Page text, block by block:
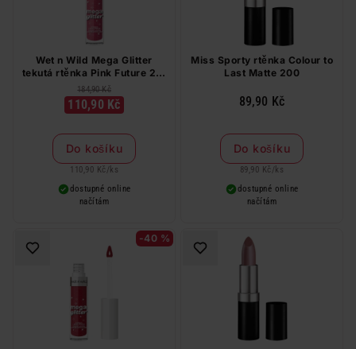
Wet n Wild Mega Glitter
tekutá rtěnka Pink Future 2,8
ml
184,90 Kč
110,90 Kč
Do košíku
110,90 Kč / ks
dostupné online
načítám
Miss Sporty rtěnka Colour to
Last Matte 200
89,90 Kč
Do košíku
89,90 Kč / ks
dostupné online
načítám
-40 %